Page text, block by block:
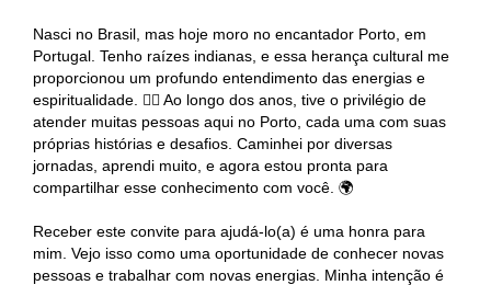
Nasci no Brasil, mas hoje moro no encantador Porto, em
Portugal. Tenho raízes indianas, e essa herança cultural me
proporcionou um profundo entendimento das energias e
espiritualidade. 🧘‍♀️ Ao longo dos anos, tive o privilégio de
atender muitas pessoas aqui no Porto, cada uma com suas
próprias histórias e desafios. Caminhei por diversas
jornadas, aprendi muito, e agora estou pronta para
compartilhar esse conhecimento com você. 🌍
Receber este convite para ajudá-lo(a) é uma honra para
mim. Vejo isso como uma oportunidade de conhecer novas
pessoas e trabalhar com novas energias. Minha intenção é